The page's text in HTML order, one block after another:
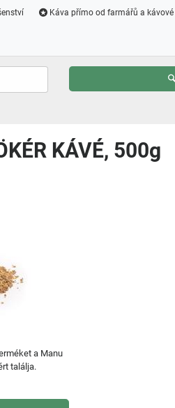
Káva přímo od farmářů a kávové
KÁVÉ, 500g
a Manu
találja.